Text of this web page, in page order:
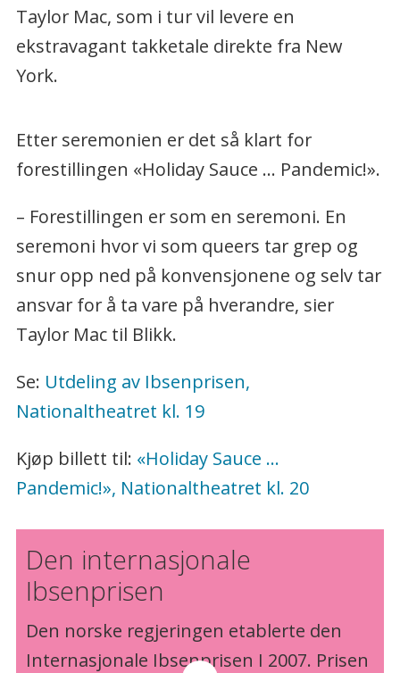
Taylor Mac, som i tur vil levere en
ekstravagant takketale direkte fra New
York.
Etter seremonien er det så klart for
forestillingen «Holiday Sauce ... Pandemic!».
– Forestillingen er som en seremoni. En
seremoni hvor vi som queers tar grep og
snur opp ned på konvensjonene og selv tar
ansvar for å ta vare på hverandre, sier
Taylor Mac til Blikk.
Se: Utdeling av Ibsenprisen,
Nationaltheatret kl. 19
Kjøp billett til: «Holiday Sauce ...
Pandemic!», Nationaltheatret kl. 20
Den internasjonale
Ibsenprisen
Den norske regjeringen etablerte den
Internasjonale Ibsenprisen I 2007. Prisen